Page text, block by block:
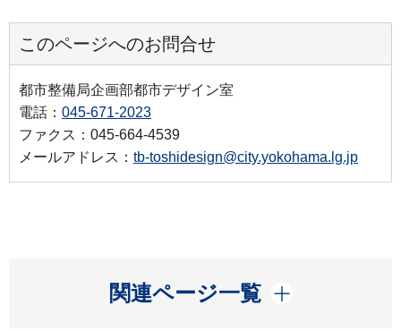
このページへのお問合せ
都市整備局企画部都市デザイン室
電話： 045-671-2023
ファクス：045-664-4539
メールアドレス： tb-toshidesign@city.yokohama.lg.jp
関連ページ一覧
開く